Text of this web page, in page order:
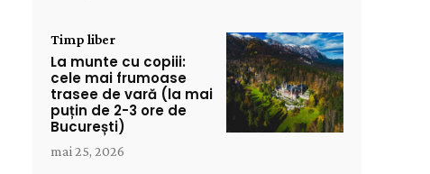
Timp liber
La munte cu copiii:
cele mai frumoase
trasee de vară (la mai
puțin de 2-3 ore de
București)
mai 25, 2026